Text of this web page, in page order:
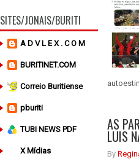
SITES/JONAIS/BURITI
A D V L E X . C O M
BURITINET.COM
Correio Buritiense
pburiti
TUBI NEWS PDF
X Mídias
AS
LUIS
By